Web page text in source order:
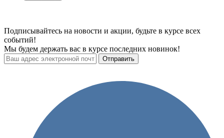
Подписывайтесь на новости и акции, будьте в курсе всех
событий!
Мы будем держать вас в курсе последних новинок!